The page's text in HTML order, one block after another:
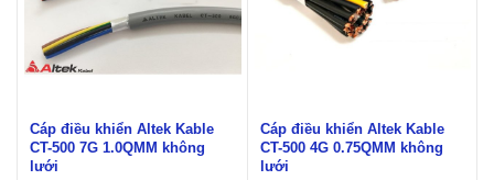
Cáp điều khiển Altek Kable
CT-500 7G 1.0QMM không
lưới
Cáp điều khiển Altek Kable
CT-500 4G 0.75QMM không
lưới